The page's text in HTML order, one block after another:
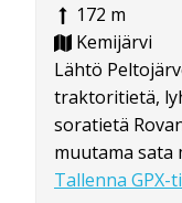
172 m
Kemijärvi
Lähtö
traktoritietä,
soratietä
muutama sata
Tallenna GPX-